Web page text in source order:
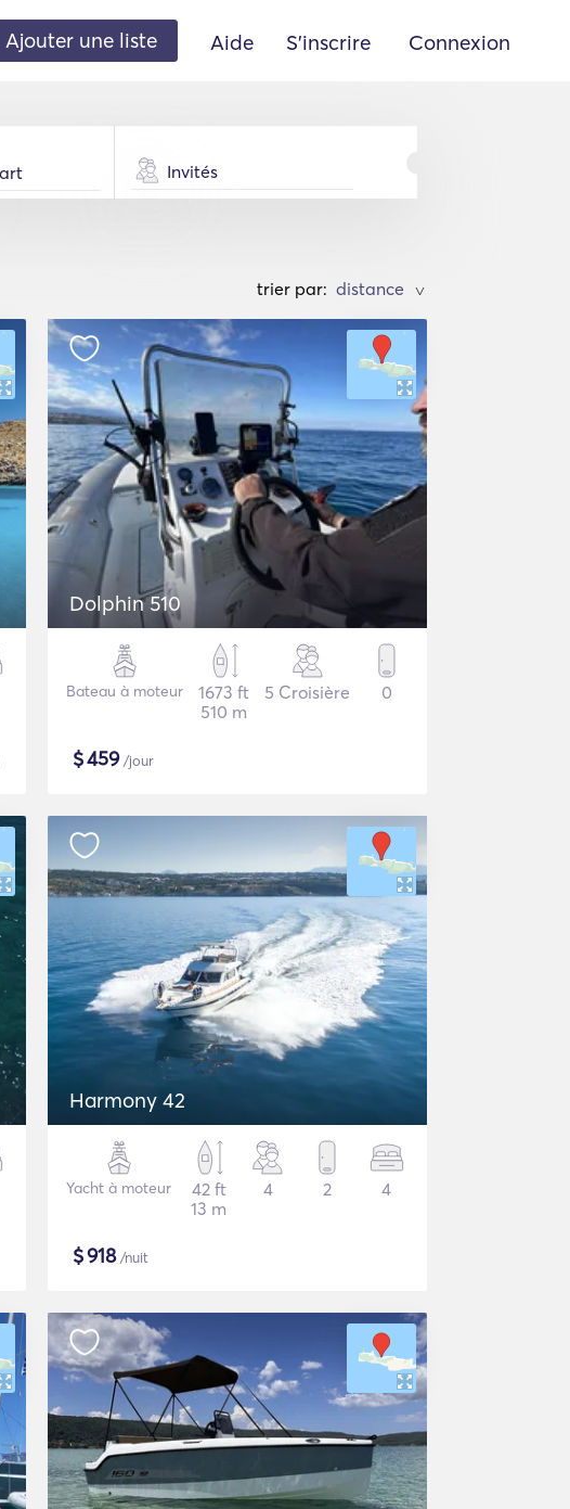
Ajouter une liste Aide S'inscrire Connexion
Invités
trier par: >
Dolphin 510
Bateau à moteur
1673 ft
510 m
5 Croisière 0
$459/jour
Harmony 42
Yacht à moteur
42 ft
13 m
4 2 4
$918/nuit